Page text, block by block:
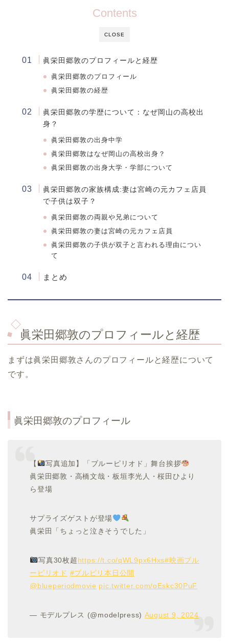
CLOSE
Contents
眞栄田郷敦のプロフィールと経歴
眞栄田郷敦のプロフィール
眞栄田郷敦の経歴
眞栄田郷敦の学歴について：なぜ岡山の高校出
身？
眞栄田郷敦の出身中学
眞栄田郷敦はなぜ岡山の高校出身？
眞栄田郷敦の出身大学・学部について
眞栄田郷敦の家族構成:妻は宮崎の元カフェ店員
で子供は双子？
眞栄田郷敦の両親や兄弟について
眞栄田郷敦の妻は宮崎の元カフェ店員
眞栄田郷敦の子供が双子と言われる理由につい
て
まとめ
眞栄田郷敦のプロフィールと経歴
まずは眞栄田郷敦さんのプロフィールと経歴について
です。
眞栄田郷敦のプロフィール
【
写真追加】「ブルーピリオド」舞台挨拶
眞栄田郷敦・高橋文哉・板垣李光人・桜田ひより
ら登場
サプライズゲストが登場
眞栄田「ちょっと泣きそうでした」
写真30枚超 https://t.co/qWL9px6Hxs#映画ブル
ーピリオド #ブルピリ本日公開
@blueperiodmovie pic.twitter.com/oEskc30PuF
— モデルプレス (@modelpress) August 9, 2024